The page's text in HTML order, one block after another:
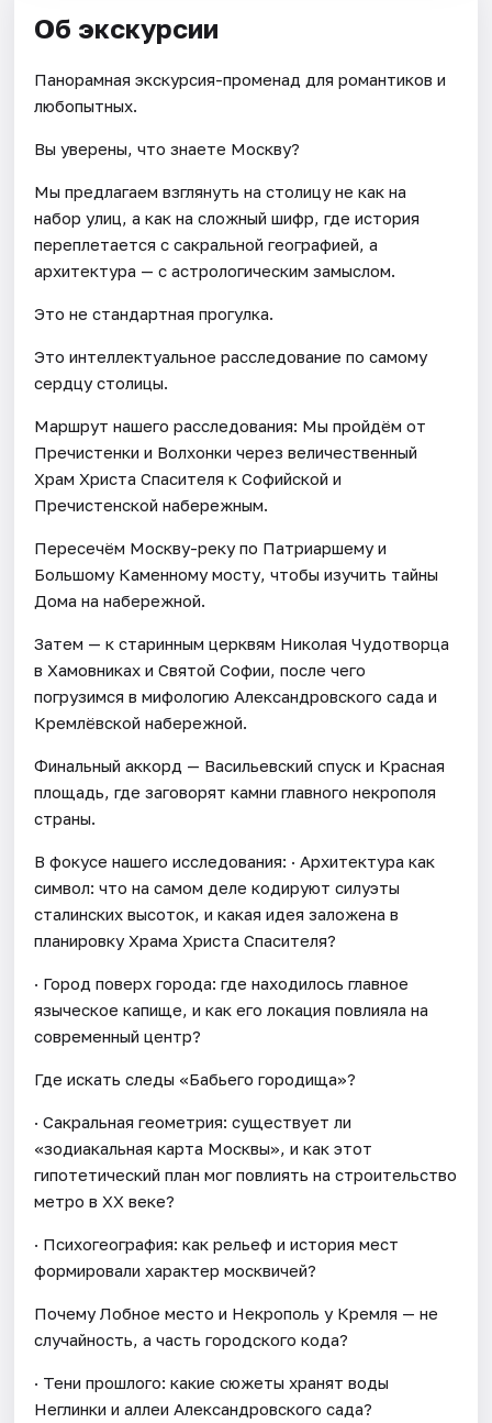
Об экскурсии
Панорамная экскурсия-променад для романтиков и
любопытных.
Вы уверены, что знаете Москву?
Мы предлагаем взглянуть на столицу не как на
набор улиц, а как на сложный шифр, где история
переплетается с сакральной географией, а
архитектура — с астрологическим замыслом.
Это не стандартная прогулка.
Это интеллектуальное расследование по самому
сердцу столицы.
Маршрут нашего расследования: Мы пройдём от
Пречистенки и Волхонки через величественный
Храм Христа Спасителя к Софийской и
Пречистенской набережным.
Пересечём Москву-реку по Патриаршему и
Большому Каменному мосту, чтобы изучить тайны
Дома на набережной.
Затем — к старинным церквям Николая Чудотворца
в Хамовниках и Святой Софии, после чего
погрузимся в мифологию Александровского сада и
Кремлёвской набережной.
Финальный аккорд — Васильевский спуск и Красная
площадь, где заговорят камни главного некрополя
страны.
В фокусе нашего исследования: · Архитектура как
символ: что на самом деле кодируют силуэты
сталинских высоток, и какая идея заложена в
планировку Храма Христа Спасителя?
· Город поверх города: где находилось главное
языческое капище, и как его локация повлияла на
современный центр?
Где искать следы «Бабьего городища»?
· Сакральная геометрия: существует ли
«зодиакальная карта Москвы», и как этот
гипотетический план мог повлиять на строительство
метро в XX веке?
· Психогеография: как рельеф и история мест
формировали характер москвичей?
Почему Лобное место и Некрополь у Кремля — не
случайность, а часть городского кода?
· Тени прошлого: какие сюжеты хранят воды
Неглинки и аллеи Александровского сада?